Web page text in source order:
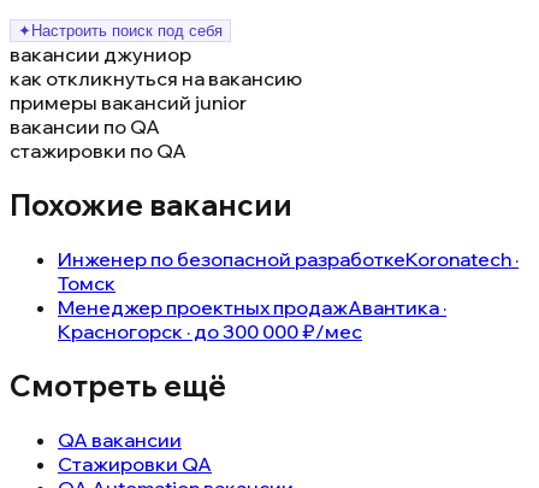
✦ Настроить поиск под себя
вакансии джуниор
как откликнуться на вакансию
примеры вакансий junior
вакансии по QA
стажировки по QA
Похожие вакансии
Инженер по безопасной разработкеKoronatech ·
Томск
Менеджер проектных продажАвантика ·
Красногорск · до 300 000 ₽/мес
Смотреть ещё
QA вакансии
Стажировки QA